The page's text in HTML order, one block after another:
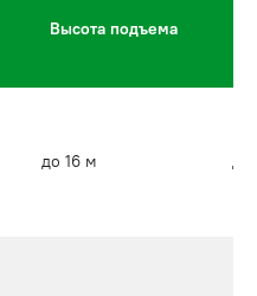
Высота подъема
до 16 м до